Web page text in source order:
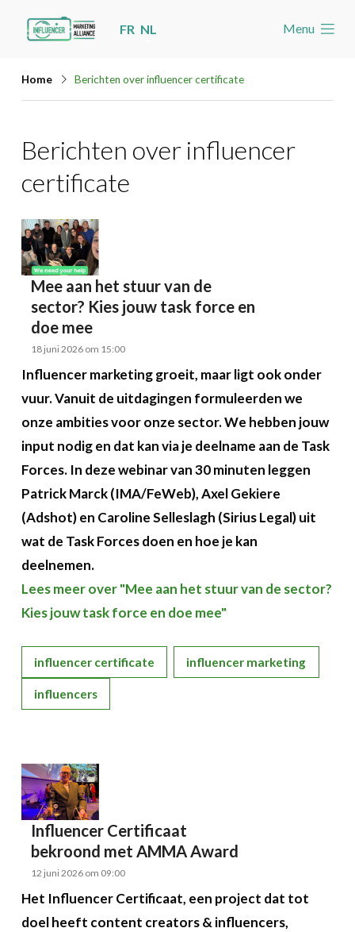
Jump
Jump
main
FR NL Menu
Home Berichten over influencer certificate
Berichten over influencer
certificate
Mee aan het stuur van de
sector? Kies jouw task force en
doe mee
18 juni 2026 om 15:00
Influencer marketing groeit, maar ligt ook onder
vuur. Vanuit de uitdagingen formuleerden we
onze ambities voor onze sector. We hebben jouw
input nodig en dat kan via je deelname aan de Task
Forces. In deze webinar van 30 minuten leggen
Patrick Marck (IMA/FeWeb), Axel Gekiere
(Adshot) en Caroline Selleslagh (Sirius Legal) uit
wat de Task Forces doen en hoe je kan
deelnemen.
Lees meer over "Mee aan het stuur van de sector?
Kies jouw task force en doe mee"
influencer certificate influencer marketing
influencers
Influencer Certificaat
bekroond met AMMA Award
12 juni 2026 om 09:00
Het Influencer Certificaat, een project dat tot
doel heeft content creators & influencers,
Nieuwsberichten per label
Word lid